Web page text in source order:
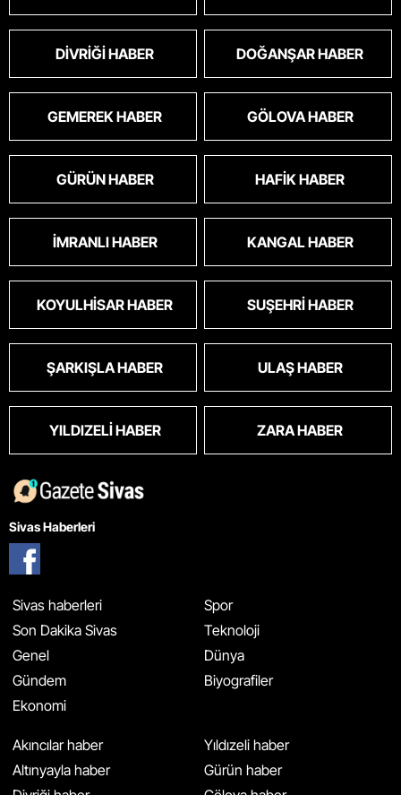
DIVRIĞI HABER DOĞANŞAR HABER
GEMEREK HABER GÖLOVA HABER
GÜRÜN HABER HAFIK HABER
İMRANLI HABER KANGAL HABER
KOYULHISAR HABER SUŞEHRI HABER
ŞARKIŞLA HABER ULAŞ HABER
YILDIZELI HABER ZARA HABER
Sivas Haberleri
Sivas haberleri
Son Dakika Sivas
Genel
Gündem
Ekonomi
Spor
Teknoloji
Dünya
Biyografiler
Akıncılar haber
Altınyayla haber
Yıldızeli haber
Gürün haber